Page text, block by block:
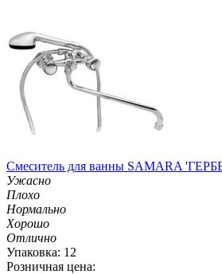
Смеситель для ванны SAMARA
Ужасно
Плохо
Нормально
Хорошо
Отлично
Упаковка: 12
Розничная цена: